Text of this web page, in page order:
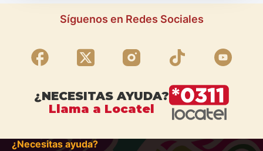
Síguenos en Redes Sociales
¿NECESITAS AYUDA?
Llama a Locatel
¿Necesitas ayuda?